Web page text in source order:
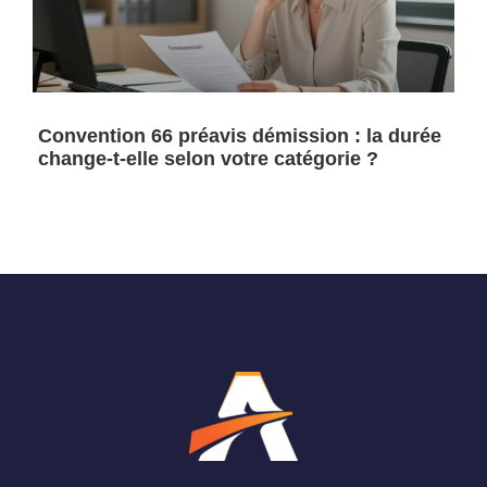
Convention 66 préavis démission : la durée
change-t-elle selon votre catégorie ?